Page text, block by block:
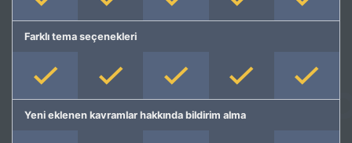
Farklı tema seçenekleri
Yeni eklenen kavramlar hakkında bildirim alma